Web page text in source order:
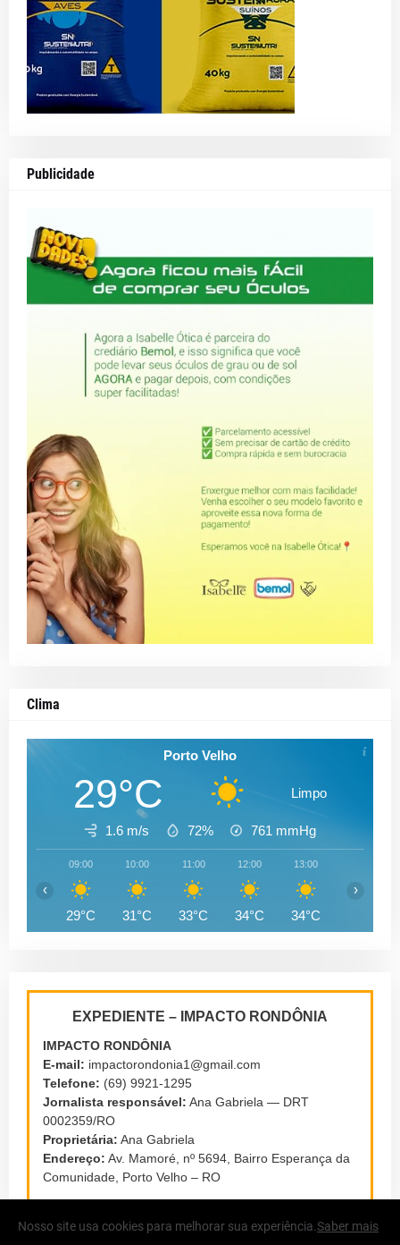
Publicidade
Clima
Porto Velho
29°C Limpo
1.6 m/s 72% 761 mmHg
09:00
29°C
10:00
31°C
11:00
33°C
12:00
34°C
13:00
34°C
‹ ›
EXPEDIENTE – IMPACTO RONDÔNIA
IMPACTO RONDÔNIA
E-mail: impactorondonia1@gmail.com
Telefone: (69) 9921-1295
Jornalista responsável: Ana Gabriela — DRT
0002359/RO
Proprietária: Ana Gabriela
Endereço: Av. Mamoré, nº 5694, Bairro Esperança da
Comunidade, Porto Velho – RO
Nosso site usa cookies para melhorar sua experiência.Saber mais